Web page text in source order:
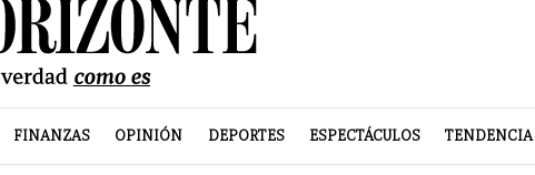
FINANZAS OPINIÓN DEPORTES ESPECTÁCULOS TENDENCIA